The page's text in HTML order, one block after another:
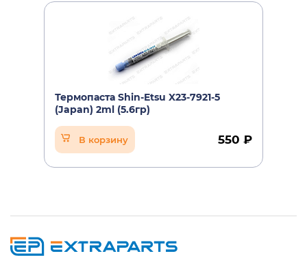
Термопаста Shin-Etsu X23-7921-5
(Japan) 2ml (5.6гр)
В корзину 550 ₽